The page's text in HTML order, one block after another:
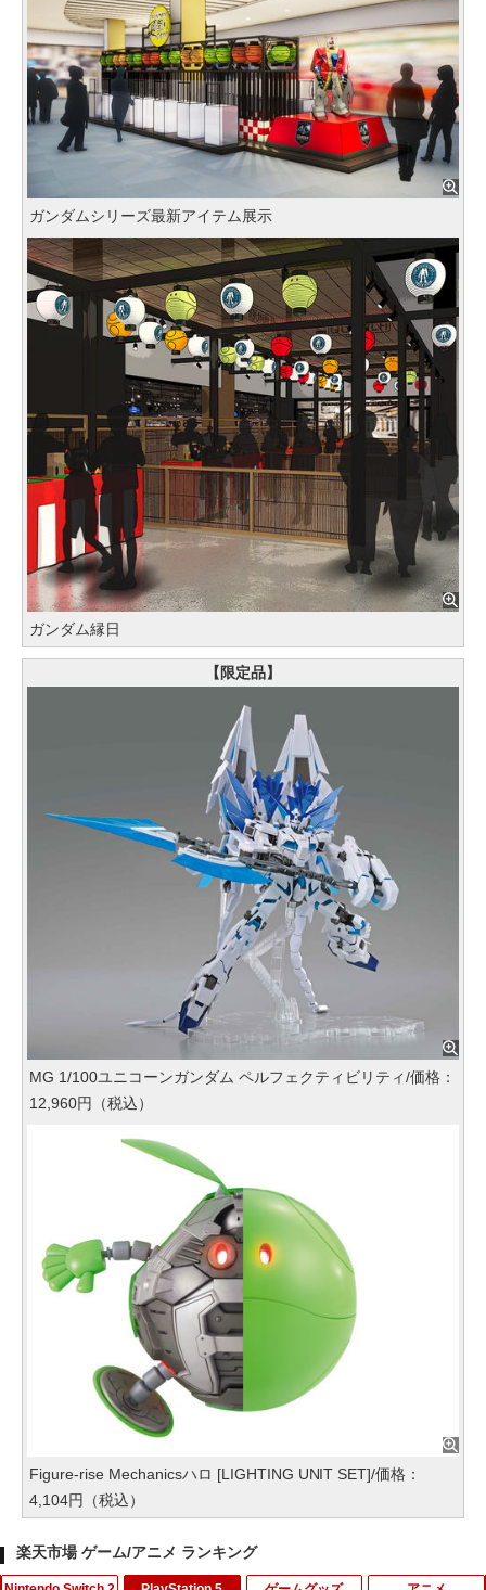
ガンダムシリーズ最新アイテム展示
ガンダム縁日
【限定品】
MG 1/100ユニコーンガンダム ペルフェクティビリティ/価格：
12,960円（税込）
Figure-rise Mechanicsハロ [LIGHTING UNIT SET]/価格：
4,104円（税込）
楽天市場 ゲーム/アニメ ランキング